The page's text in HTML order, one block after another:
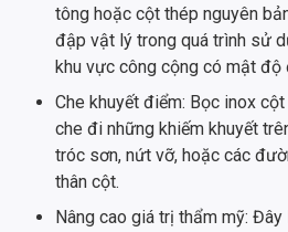
tông hoặc cột thép nguyên
đập vật lý trong quá trình sử
khu vực công cộng có mật độ
Che khuyết điểm: Bọc inox
che đi những khiếm khuyết
tróc sơn, nứt vỡ, hoặc các
thân cột.
Nâng cao giá trị thẩm mỹ: